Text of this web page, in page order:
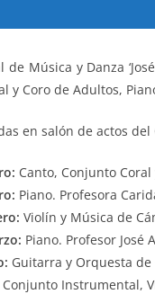
de Música y Danza
y Coro de Adultos,
en salón de actos
Canto, Conjunto
Piano. Profesora
Violín y Música de
Piano. Profesor José
Guitarra y Orquesta
Conjunto Instrumental,